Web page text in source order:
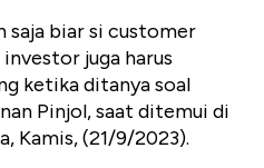
saja biar si customer
juga harus
ketika ditanya soal
Pinjol, saat ditemui di
Kamis, (21/9/2023).